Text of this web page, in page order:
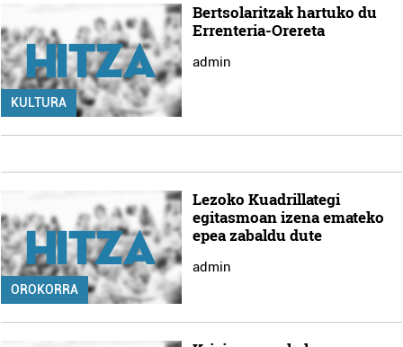
KULTURA
Bertsolaritzak hartuko du
Errenteria-Orereta
admin
OROKORRA
Lezoko Kuadrillategi
egitasmoan izena emateko
epea zabaldu dute
admin